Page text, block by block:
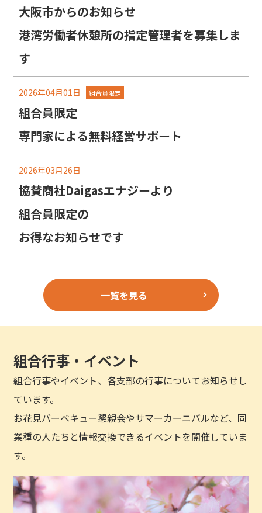
大阪市からのお知らせ
港湾労働者休憩所の指定管理者を募集しま
す
2026年04月01日 組合員限定
組合員限定
専門家による無料経営サポート
2026年03月26日
協賛商社Daigasエナジーより
組合員限定の
お得なお知らせです
一覧を見る
組合行事・イベント
組合行事やイベント、各支部の行事についてお知らせし
ています。
お花見バーベキュー懇親会やサマーカーニバルなど、同
業種の人たちと情報交換できるイベントを開催していま
す。